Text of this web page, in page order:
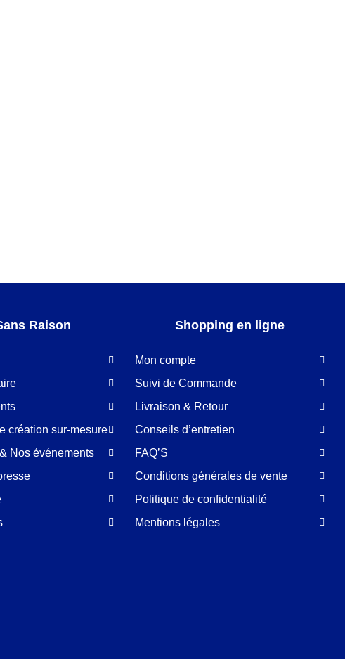
Raison
création sur-mesure
Nos événements
Shopping en ligne
Mon compte
Suivi de Commande
Livraison & Retour
Conseils d’entretien
FAQ’S
Conditions générales de vente
Politique de confidentialité
Mentions légales